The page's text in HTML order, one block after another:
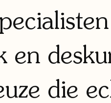
die